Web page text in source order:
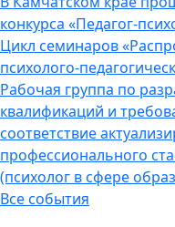
конкурса «Педагог-
Цикл семинаров
психолого-
Рабочая группа по
квалификаций и
соответствие
профессионального
(психолог в сфере
Все события